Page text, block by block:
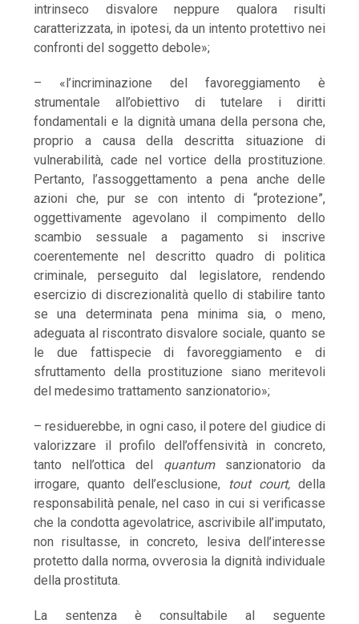
intrinseco disvalore neppure qualora risulti
caratterizzata, in ipotesi, da un intento protettivo nei
confronti del soggetto debole»;
– «l’incriminazione del favoreggiamento è
strumentale all’obiettivo di tutelare i diritti
fondamentali e la dignità umana della persona che,
proprio a causa della descritta situazione di
vulnerabilità, cade nel vortice della prostituzione.
Pertanto, l’assoggettamento a pena anche delle
azioni che, pur se con intento di “protezione”,
oggettivamente agevolano il compimento dello
scambio sessuale a pagamento si inscrive
coerentemente nel descritto quadro di politica
criminale, perseguito dal legislatore, rendendo
esercizio di discrezionalità quello di stabilire tanto
se una determinata pena minima sia, o meno,
adeguata al riscontrato disvalore sociale, quanto se
le due fattispecie di favoreggiamento e di
sfruttamento della prostituzione siano meritevoli
del medesimo trattamento sanzionatorio»;
– residuerebbe, in ogni caso, il potere del giudice di
valorizzare il profilo dell’offensività in concreto,
tanto nell’ottica del quantum sanzionatorio da
irrogare, quanto dell’esclusione,
tout court, della
responsabilità penale, nel caso in cui si verificasse
che la condotta agevolatrice, ascrivibile all’imputato,
non risultasse, in concreto, lesiva dell’interesse
protetto dalla norma, ovverosia la dignità individuale
della prostituta.
La sentenza è consultabile al seguente